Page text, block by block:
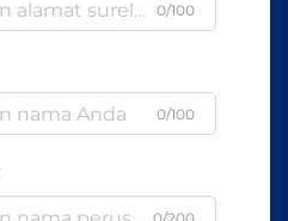
0/100
0/100